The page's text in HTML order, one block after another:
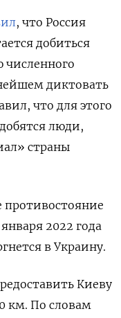
, что Россия
добиться
численного
диктовать
что для этого
люди,
страны
противостояние
2022 года
в Украину.
Киеву
км. По словам